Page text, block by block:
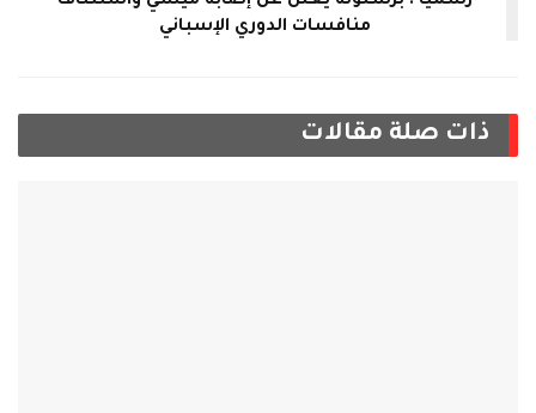
منافسات الدوري الإسباني
ذات صلة مقالات